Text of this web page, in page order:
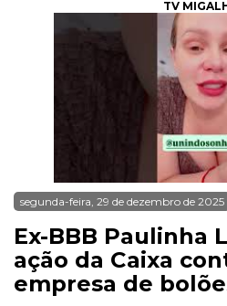
TV
segunda-feira, 29 de dezembro de 2025
Ex-BBB Paulinha
ação da Caixa
empresa de